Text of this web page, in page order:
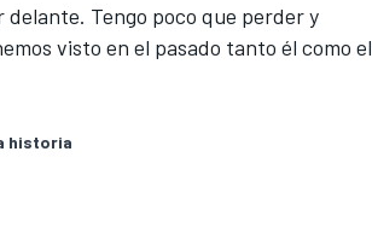
delante. Tengo poco que perder y
visto en el pasado tanto él como el
historia